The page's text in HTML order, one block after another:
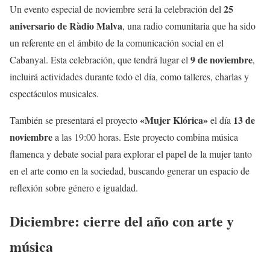
Un evento especial de noviembre será la celebración del25
aniversario de Ràdio Malva, una radio comunitaria que ha sido
un referente en el ámbito de la comunicación social en el
Cabanyal. Esta celebración, que tendrá lugar el9 de noviembre,
incluirá actividades durante todo el día, como talleres, charlas y
espectáculos musicales.
También se presentará el proyecto«Mujer Klórica»el día 13 de
noviembrea las 19:00 horas. Este proyecto combina música
flamenca y debate social para explorar el papel de la mujer tanto
en el arte como en la sociedad, buscando generar un espacio de
reflexión sobre género e igualdad.
Diciembre: cierre del año con arte y
música